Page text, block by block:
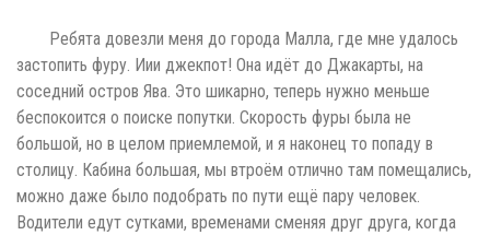
Ребята довезли меня до города Малла, где мне удалось
застопить фуру. Иии джекпот! Она идёт до Джакарты, на
соседний остров Ява. Это шикарно, теперь нужно меньше
беспокоится о поиске попутки. Скорость фуры была не
большой, но в целом приемлемой, и я наконец то попаду в
столицу. Кабина большая, мы втроём отлично там помещались,
можно даже было подобрать по пути ещё пару человек.
Водители едут сутками, временами сменяя друг друга, когда